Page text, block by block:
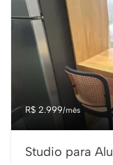
R$ 2.999/mês
Studio para